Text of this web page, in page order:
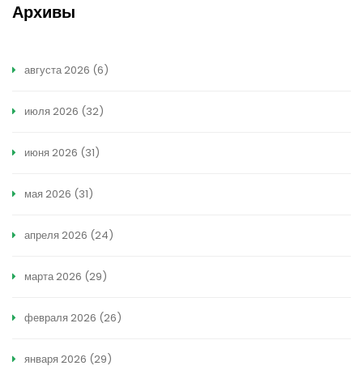
Архивы
августа 2026 (6)
июля 2026 (32)
июня 2026 (31)
мая 2026 (31)
апреля 2026 (24)
марта 2026 (29)
февраля 2026 (26)
января 2026 (29)